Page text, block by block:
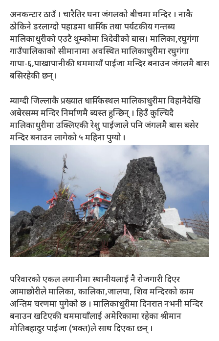
अनकन्टार ठाउँ । चारैतिर घना जंगलको बीचमा मन्दिर । नाकै
ठोकिने डरलाग्दो पहाडमा धार्मिक तथा पर्यटकीय गन्तब्य
मालिकाधुरीको एउटै थुम्कोमा त्रिदेवीको बास। मालिका,रघुगंगा
गाउँपालिकाको सीमानामा अवस्थित मालिकाधुरीेमा रघुगंगा
गापा-६,पाखापानीकी थममायाँ पाईजा मन्दिर बनाउन जंगलमै बास
बसिरहेकी छन् ।
म्याग्दी जिल्लाकै प्रख्यात धार्मिकस्थल मालिकाधुरीमा विहानैदेखि
अबेरसम्म मन्दिर निर्माणमै ब्यस्त हुन्छिन् । हिउँ कुल्चिदै
मालिकाधुरीमा उक्लिएकी रेशु पाईजाले पनि जंगलमै बास बसेर
मन्दिर बनाउन लागेको ५ महिना पुग्यो ।
परिवारको एकल लगानीमा स्थानीयलाई नै रोजगारी दिएर
आमाछोरीले मालिका, कालिका,जालपा, शिव मन्दिरको काम
अन्तिम चरणमा पुगेको छ । मालिकाधुरीमा दिनरात नभनी मन्दिर
बनाउन खटिएकी थममायाँलाई अमेरिकामा रहेका श्रीमान
मोतिबहादुर पाईजा (भक्त)ले साथ दिएका छन् ।